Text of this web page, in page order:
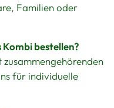
Familien oder
Kombi bestellen?
zusammengehörenden
für individuelle